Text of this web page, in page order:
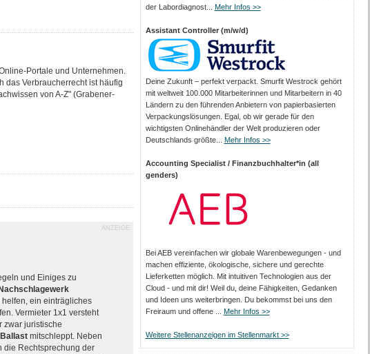
Portale und Unternehmen.
das Verbraucherrecht ist häufig
von A-Z" (Grabener-
ANZEIGE
und Einiges zu
Nachschlagewerk
ein einträgliches
Vermieter 1x1 versteht
zwar juristische
mitschleppt. Neben
die Rechtsprechung der
der Labor­diagnost... Mehr Infos >>
Assistant Controller (m/w/d)
Deine Zukunft – perfekt verpackt. Smurfit Westrock gehört
mit weltweit 100.000 Mitarbeiter­innen und Mitarbeitern in 40
Ländern zu den führenden Anbietern von papier­basierten
Verpackungs­lösungen. Egal, ob wir gerade für den
wichtigsten Onlinehändler der Welt produzieren oder
Deutschlands größte... Mehr Infos >>
Accounting Specialist / Finanzbuchhalter*in (all
genders)
Bei AEB vereinfachen wir globale Warenbewegungen - und
machen effiziente, ökologische, sichere und gerechte
Lieferketten möglich. Mit intuitiven Technologien aus der
Cloud - und mit dir! Weil du, deine Fähigkeiten, Gedanken
und Ideen uns weiterbringen. Du bekommst bei uns den
Freiraum und offene ... Mehr Infos >>
Weitere Stellenanzeigen im Stellenmarkt >>